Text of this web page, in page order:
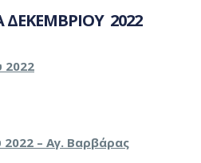
2022
2022
– Αγ. Βαρβάρας